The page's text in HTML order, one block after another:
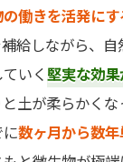
働きを活発に
給しながら、
いく堅実な効
土が柔らかく
数ヶ月から数